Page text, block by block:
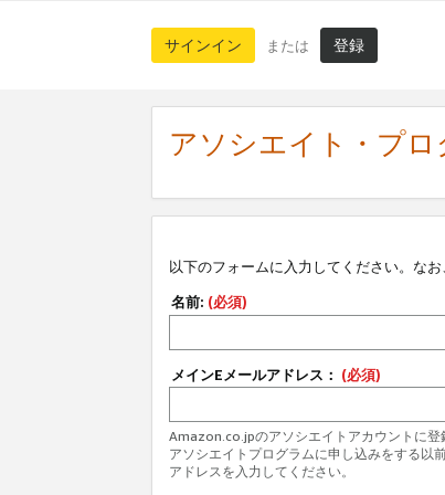
サインイン または 登録
アソシエイト・プ
以下のフォームに入力してください。な
名前: (必須)
メインEメールアドレス： (必須)
Amazon.co.jpのアソシエイトアカウントに登
アソシエイトプログラムに申し込みをする以
アドレスを入力してください。